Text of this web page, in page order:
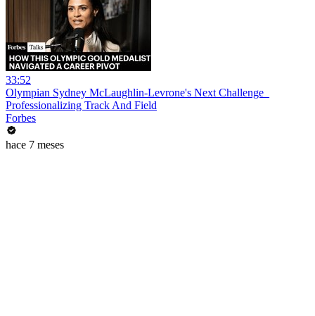
33:52
Olympian Sydney McLaughlin-Levrone's Next Challenge_
Professionalizing Track And Field
Forbes
hace 7 meses